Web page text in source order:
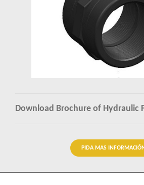
Productos
Percepciones
Download Brochure of Hydraulic
PIDA MAS INFORMACIÓN